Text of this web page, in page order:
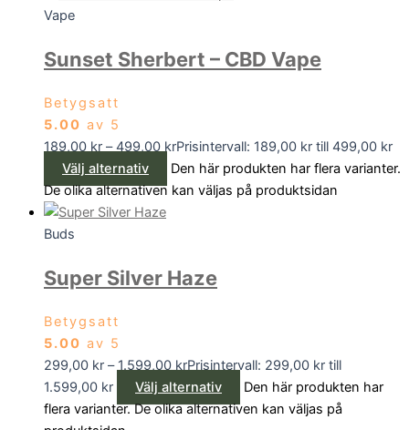
Vape
Sunset Sherbert – CBD Vape
Betygsatt
5.00 av 5
189,00 kr – 499,00 krPrisintervall: 189,00 kr till 499,00 kr
Välj alternativ
Den här produkten har flera varianter.
De olika alternativen kan väljas på produktsidan
Buds
Super Silver Haze
Betygsatt
5.00 av 5
299,00 kr – 1.599,00 krPrisintervall: 299,00 kr till
1.599,00 kr
Välj alternativ
Den här produkten har
flera varianter. De olika alternativen kan väljas på